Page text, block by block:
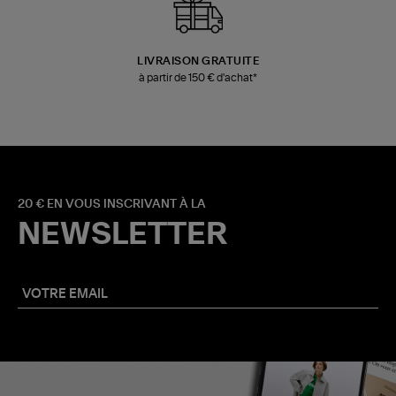
LIVRAISON GRATUITE
à partir de 150 € d'achat*
20 € EN VOUS INSCRIVANT À LA
NEWSLETTER